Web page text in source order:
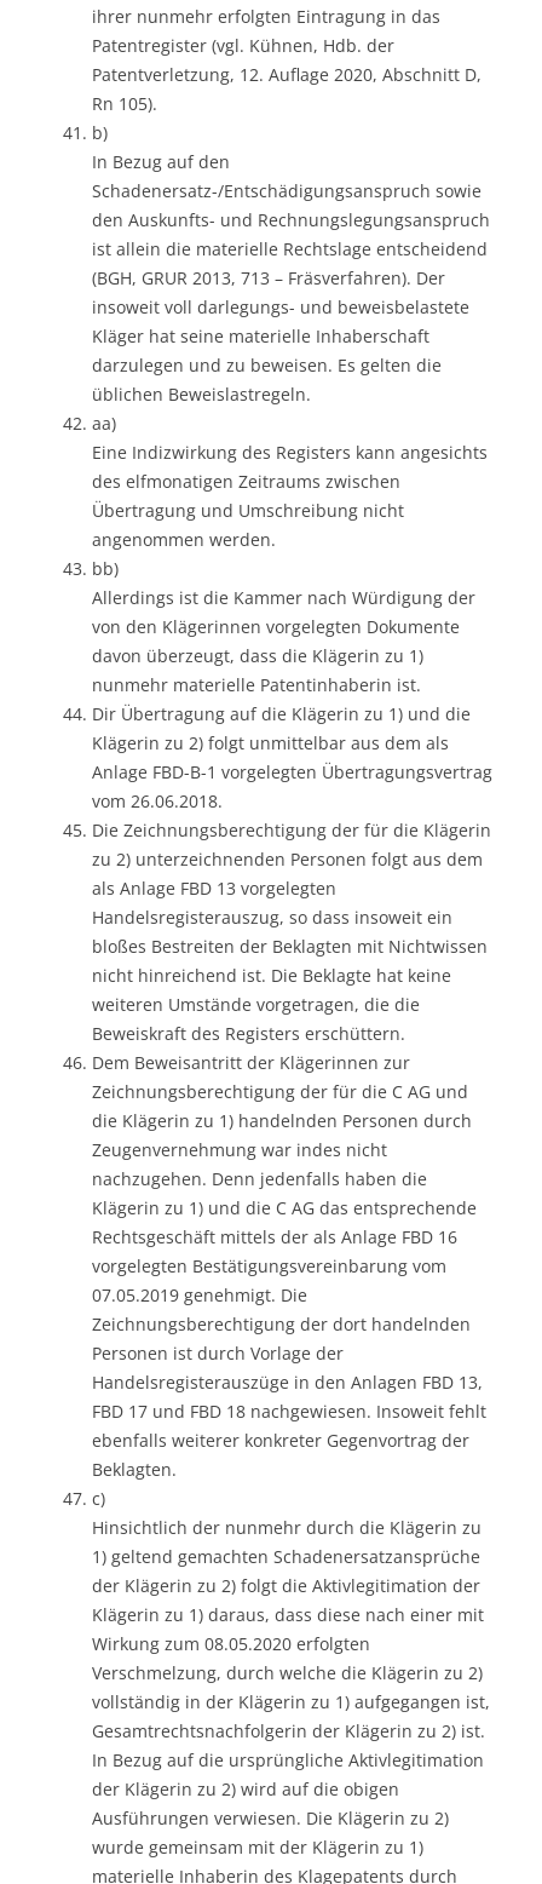
ihrer nunmehr erfolgten Eintragung in das
Patentregister (vgl. Kühnen, Hdb. der
Patentverletzung, 12. Auflage 2020, Abschnitt D,
Rn 105).
b)
In Bezug auf den
Schadenersatz-/Entschädigungsanspruch sowie
den Auskunfts- und Rechnungslegungsanspruch
ist allein die materielle Rechtslage entscheidend
(BGH, GRUR 2013, 713 – Fräsverfahren). Der
insoweit voll darlegungs- und beweisbelastete
Kläger hat seine materielle Inhaberschaft
darzulegen und zu beweisen. Es gelten die
üblichen Beweislastregeln.
aa)
Eine Indizwirkung des Registers kann angesichts
des elfmonatigen Zeitraums zwischen
Übertragung und Umschreibung nicht
angenommen werden.
bb)
Allerdings ist die Kammer nach Würdigung der
von den Klägerinnen vorgelegten Dokumente
davon überzeugt, dass die Klägerin zu 1)
nunmehr materielle Patentinhaberin ist.
Dir Übertragung auf die Klägerin zu 1) und die
Klägerin zu 2) folgt unmittelbar aus dem als
Anlage FBD-B-1 vorgelegten Übertragungsvertrag
vom 26.06.2018.
Die Zeichnungsberechtigung der für die Klägerin
zu 2) unterzeichnenden Personen folgt aus dem
als Anlage FBD 13 vorgelegten
Handelsregisterauszug, so dass insoweit ein
bloßes Bestreiten der Beklagten mit Nichtwissen
nicht hinreichend ist. Die Beklagte hat keine
weiteren Umstände vorgetragen, die die
Beweiskraft des Registers erschüttern.
Dem Beweisantritt der Klägerinnen zur
Zeichnungsberechtigung der für die C AG und
die Klägerin zu 1) handelnden Personen durch
Zeugenvernehmung war indes nicht
nachzugehen. Denn jedenfalls haben die
Klägerin zu 1) und die C AG das entsprechende
Rechtsgeschäft mittels der als Anlage FBD 16
vorgelegten Bestätigungsvereinbarung vom
07.05.2019 genehmigt. Die
Zeichnungsberechtigung der dort handelnden
Personen ist durch Vorlage der
Handelsregisterauszüge in den Anlagen FBD 13,
FBD 17 und FBD 18 nachgewiesen. Insoweit fehlt
ebenfalls weiterer konkreter Gegenvortrag der
Beklagten.
c)
Hinsichtlich der nunmehr durch die Klägerin zu
1) geltend gemachten Schadenersatzansprüche
der Klägerin zu 2) folgt die Aktivlegitimation der
Klägerin zu 1) daraus, dass diese nach einer mit
Wirkung zum 08.05.2020 erfolgten
Verschmelzung, durch welche die Klägerin zu 2)
vollständig in der Klägerin zu 1) aufgegangen ist,
Gesamtrechtsnachfolgerin der Klägerin zu 2) ist.
In Bezug auf die ursprüngliche Aktivlegitimation
der Klägerin zu 2) wird auf die obigen
Ausführungen verwiesen. Die Klägerin zu 2)
wurde gemeinsam mit der Klägerin zu 1)
materielle Inhaberin des Klagepatents durch